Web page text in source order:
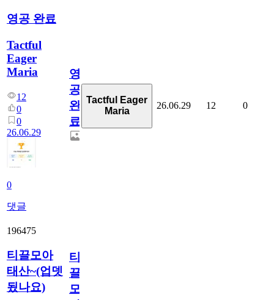
영공 완료
Tactful
Eager
Maria
12
0
0
26.06.29
0
댓글
영
공
완
료
Tactful Eager
Maria
26.06.29 12 0
196475
티끌모아
태산~(업뎃
됬나요)
티
끌
모